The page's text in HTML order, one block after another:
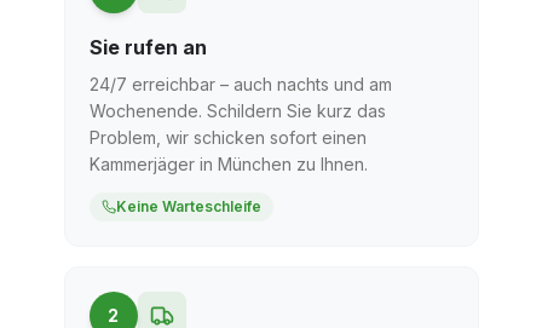
Sie rufen an
24/7 erreichbar – auch nachts und am
Wochenende. Schildern Sie kurz das
Problem, wir schicken sofort einen
Kammerjäger in München zu Ihnen.
Keine Warteschleife
2